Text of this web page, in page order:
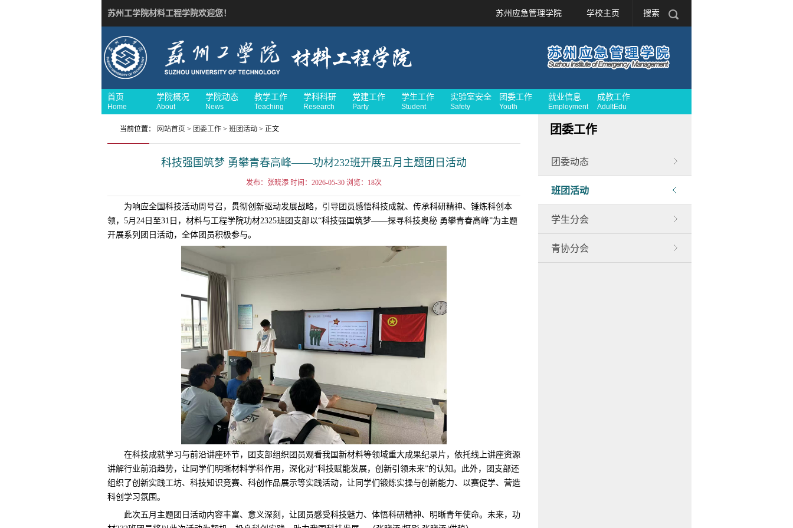
搜索
苏州应急管理学院 学校主页
苏州工学院材料工程学院欢迎您！
首页
Home
学院概况
About
学院动态
News
教学工作
Teaching
学科科研
Research
党建工作
Party
学生工作
Student
实验室安全
Safety
团委工作
Youth
就业信息
Employment
成教工作
AdultEdu
团委工作
团委动态
班团活动
学生分会
青协分会
当前位置： 网站首页 > 团委工作 > 班团活动 > 正文
科技强国筑梦 勇攀青春高峰——功材232班开展五月主题团日活动
发布：张晓添 时间：2026-05-30 浏览： 18次
为响应全国科技活动周号召，贯彻创新驱动发展战略，引导团员感悟科技成就、传承科研精神、锤炼科创本
领，5月24日至31日，材料与工程学院功材2325班团支部以“科技强国筑梦——探寻科技奥秘 勇攀青春高峰”为主题
开展系列团日活动，全体团员积极参与。
在科技成就学习与前沿讲座环节，团支部组织团员观看我国新材料等领域重大成果纪录片，依托线上讲座资源
讲解行业前沿趋势，让同学们明晰材料学科作用，深化对“科技赋能发展，创新引领未来”的认知。此外，团支部还
组织了创新实践工坊、科技知识竞赛、科创作品展示等实践活动，让同学们锻炼实操与创新能力、以赛促学、营造
科创学习氛围。
此次五月主题团日活动内容丰富、意义深刻，让团员感受科技魅力、体悟科研精神、明晰青年使命。未来，功